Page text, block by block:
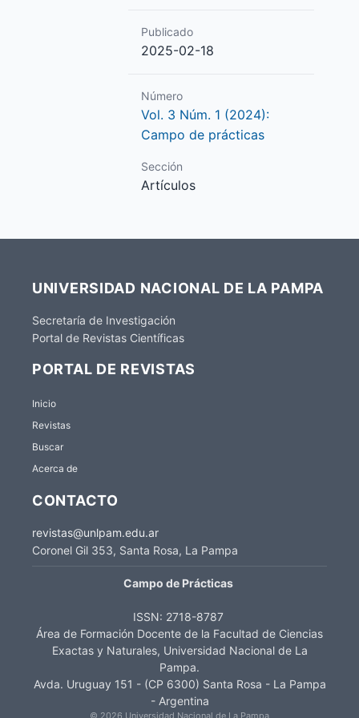
Publicado
2025-02-18
Número
Vol. 3 Núm. 1 (2024):
Campo de prácticas
Sección
Artículos
UNIVERSIDAD NACIONAL DE LA PAMPA
Secretaría de Investigación
Portal de Revistas Científicas
PORTAL DE REVISTAS
Inicio
Revistas
Buscar
Acerca de
CONTACTO
revistas@unlpam.edu.ar
Coronel Gil 353, Santa Rosa, La Pampa
Campo de Prácticas
ISSN: 2718-8787
Área de Formación Docente de la Facultad de Ciencias
Exactas y Naturales, Universidad Nacional de La
Pampa.
Avda. Uruguay 151 - (CP 6300) Santa Rosa - La Pampa
- Argentina